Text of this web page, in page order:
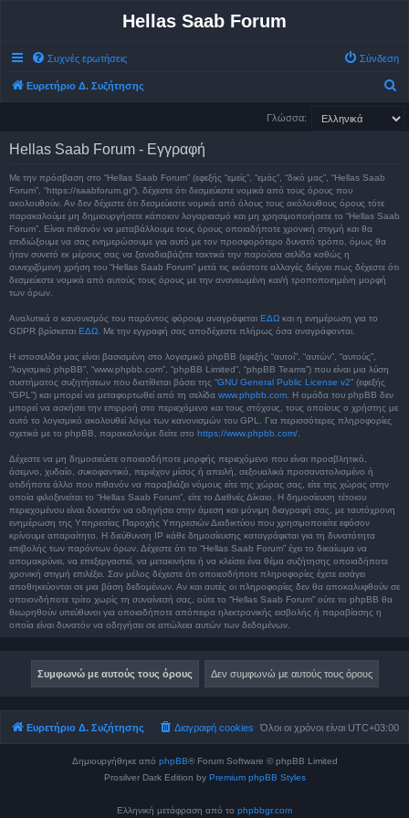
Hellas Saab Forum
Συχνές ερωτήσεις Σύνδεση
Ευρετήριο Δ. Συζήτησης
η
Γλώσσα:
Hellas Saab Forum - Εγγραφή
Με την πρόσβαση στο “Hellas Saab Forum” (εφεξής “εμείς”, “εμάς”, “δικό μας”, “Hellas Saab
Forum”, “https://saabforum.gr”), δέχεστε ότι δεσμεύεστε νομικά από τους όρους που
ακολουθούν. Αν δεν δέχεστε ότι δεσμεύεστε νομικά από όλους τους ακόλουθους όρους τότε
παρακαλούμε μη δημιουργήσετε κάποιον λογαριασμό και μη χρησιμοποιήσετε το “Hellas Saab
Forum”. Είναι πιθανόν να μεταβάλλουμε τους όρους οποιαδήποτε χρονική στιγμή και θα
επιδιώξουμε να σας ενημερώσουμε για αυτό με τον προσφορότερο δυνατό τρόπο, όμως θα
ήταν συνετό εκ μέρους σας να ξαναδιαβάζετε τακτικά την παρούσα σελίδα καθώς η
συνεχιζόμενη χρήση του “Hellas Saab Forum” μετά τις εκάστοτε αλλαγές δείχνει πως δέχεστε ότι
δεσμεύεστε νομικά από αυτούς τους όρους με την ανανεωμένη και/ή τροποποιημένη μορφή
των όρων.
Αναλυτικά ο κανονισμός του παρόντος φόρουμ αναγράφεται ΕΔΩ και η ενημέρωση για το
GDPR βρίσκεται ΕΔΩ . Με την εγγραφή σας αποδέχεστε πλήρως όσα αναγράφονται.
Η ιστοσελίδα μας είναι βασισμένη στο λογισμικό phpBB (εφεξής “αυτοί”, “αυτών”, “αυτούς”,
“λογισμικό phpBB”, “www.phpbb.com”, “phpBB Limited”, “phpBB Teams”) που είναι μια λύση
συστήματος συζητήσεων που διατίθεται βάσει της “GNU General Public License v2” (εφεξής
“GPL”) και μπορεί να μεταφορτωθεί από τη σελίδα www.phpbb.com . Η ομάδα του phpBB δεν
μπορεί να ασκήσει την επιρροή στο περιεχόμενο και τους στόχους, τους οποίους ο χρήστης με
αυτό το λογισμικό ακολουθεί λόγω των κανονισμών του GPL. Για περισσότερες πληροφορίες
σχετικά με το phpBB, παρακαλούμε δείτε στο https://www.phpbb.com/
Δέχεστε να μη δημοσιεύετε οποιασδήποτε μορφής περιεχόμενο που είναι προσβλητικό,
άσεμνο, χυδαίο, συκοφαντικό, περιέχον μίσος ή απειλή, σεξουαλικά προσανατολισμένο ή
οτιδήποτε άλλο που πιθανόν να παραβιάζει νόμους είτε της χώρας σας, είτε της χώρας στην
οποία φιλοξενείται το “Hellas Saab Forum”, είτε το Διεθνές Δίκαιο. Η δημοσίευση τέτοιου
περιεχομένου είναι δυνατόν να οδηγήσει στην άμεση και μόνιμη διαγραφή σας, με ταυτόχρονη
ενημέρωση της Υπηρεσίας Παροχής Υπηρεσιών Διαδικτύου που χρησιμοποιείτε εφόσον
κρίνουμε απαραίτητο. Η διεύθυνση IP κάθε δημοσίευσης καταγράφεται για τη δυνατότητα
επιβολής των παρόντων όρων. Δέχεστε ότι το “Hellas Saab Forum” έχει το δικαίωμα να
απομακρύνει, να επεξεργαστεί, να μετακινήσει ή να κλείσει ένα θέμα συζήτησης οποιαδήποτε
χρονική στιγμή επιλέξει. Σαν μέλος δέχεστε ότι οποιεσδήποτε πληροφορίες έχετε εισάγει
αποθηκεύονται σε μια βάση δεδομένων. Αν και αυτές οι πληροφορίες δεν θα αποκαλυφθούν σε
οποιονδήποτε τρίτο χωρίς τη συναίνεσή σας, ούτε το “Hellas Saab Forum” ούτε το phpBB θα
θεωρηθούν υπεύθυνοι για οποιαδήποτε απόπειρα ηλεκτρονικής εισβολής ή παραβίασης η
οποία είναι δυνατόν να οδηγήσει σε απώλεια αυτών των δεδομένων.
Ευρετήριο Δ. Συζήτησης Όλοι οι χρόνοι είναι UTC+03:00
Διαγραφή cookies
Δημιουργήθηκε από phpBB® Forum Software © phpBB Limited
Prosilver Dark Edition by Premium phpBB Styles
Ελληνική μετάφραση από το phpbbgr.com